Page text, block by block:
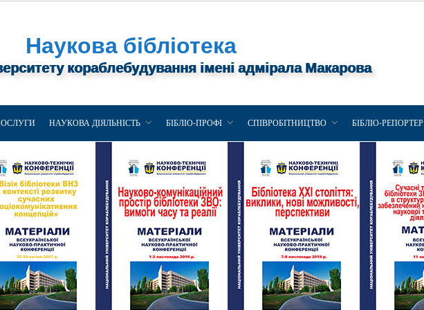
Наукова бібліотека
кораблебудування імені адмірала Макарова
НАУКОВА ДІЯЛЬНІСТЬ БІБЛІО-ПРОФІ СПІВРОБІТНИЦТВО БІБЛІО-РЕПОРТЕР